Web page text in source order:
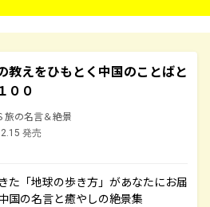
教えをひもとく中国のことばと
００
旅の名言＆絶景
発売
た「地球の歩き方」があなたにお届
国の名言と癒やしの絶景集